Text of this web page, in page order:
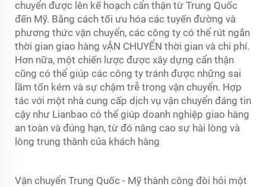
chuyển được lên kế hoạch cẩn thận từ Trung Quốc
đến Mỹ. Bằng cách tối ưu hóa các tuyến đường và
phương thức vận chuyển, các công ty có thể rút ngắn
thời gian giao hàng vẬN CHUYỂN thời gian và chi phí.
Hơn nữa, một chiến lược được xây dựng cẩn thận
cũng có thể giúp các công ty tránh được những sai
lầm tốn kém và sự chậm trễ trong vận chuyển. Hợp
tác với một nhà cung cấp dịch vụ vận chuyển đáng tin
cậy như Lianbao có thể giúp doanh nghiệp giao hàng
an toàn và đúng hạn, từ đó nâng cao sự hài lòng và
lòng trung thành của khách hàng
Vận chuyển Trung Quốc - Mỹ thành công đòi hỏi một